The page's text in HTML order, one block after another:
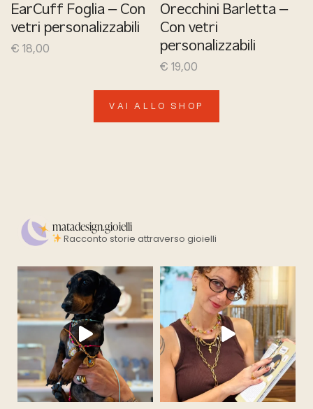
EarCuff Foglia – Con
vetri personalizzabili
€ 18,00
Orecchini Barletta –
Con vetri
personalizzabili
€ 19,00
VAI ALLO SHOP
matadesign.gioielli
Racconto storie attraverso gioielli